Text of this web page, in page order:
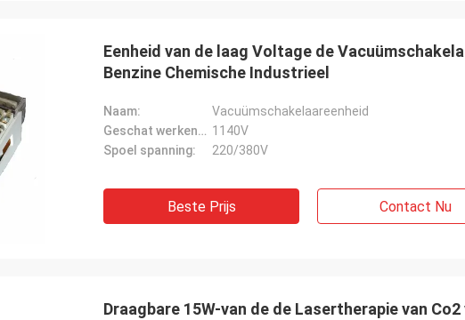
Eenheid van de laag Voltage de
Benzine Chemische Industrieel
Naam:
Vacuümschakelaareenheid
Geschat werkend voltage: 1140V
Spoel spanning:
220/380V
Beste Prijs Contact Nu
Draagbare 15W-van de de Lasertherapie van